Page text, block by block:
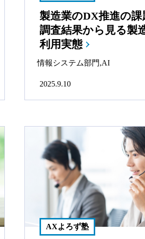
製造業のDX推進の課
調査結果から見る製
利用実態
情報システム部門,AI
2025.9.10
AXよろず塾